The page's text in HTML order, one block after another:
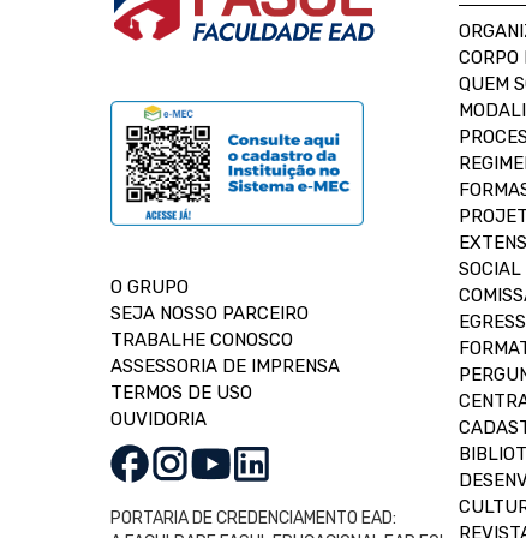
O GRUPO
SEJA NOSSO PARCEIRO
TRABALHE CONOSCO
ASSESSORIA DE IMPRENSA
TERMOS DE USO
OUVIDORIA
PORTARIA DE CREDENCIAMENTO EAD:
CORPO
QUEM
SOCIAL